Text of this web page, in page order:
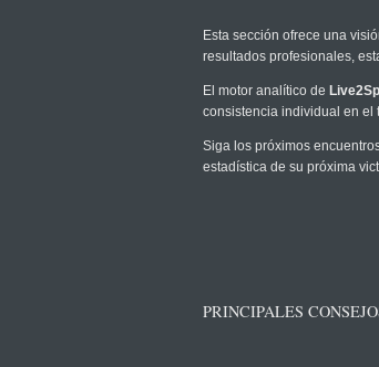
Esta sección ofrece una
resultados profesionales,
El motor analítico de
consistencia individual en el
Siga los próximos
estadística de su próxima
PRINCIPALES